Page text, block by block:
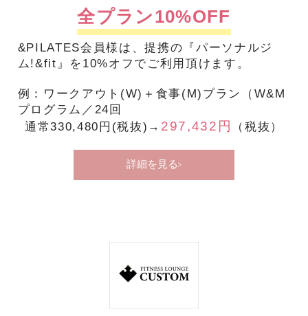
全プラン10%OFF
&PILATES会員様は、提携の『パーソナルジ
ム!&fit』を10%オフでご利用頂けます。
例：ワークアウト(W)＋食事(M)プラン（W&M
プログラム／24回
通常330,480円(税抜)→ 297,432円 （税抜）
詳細を見る